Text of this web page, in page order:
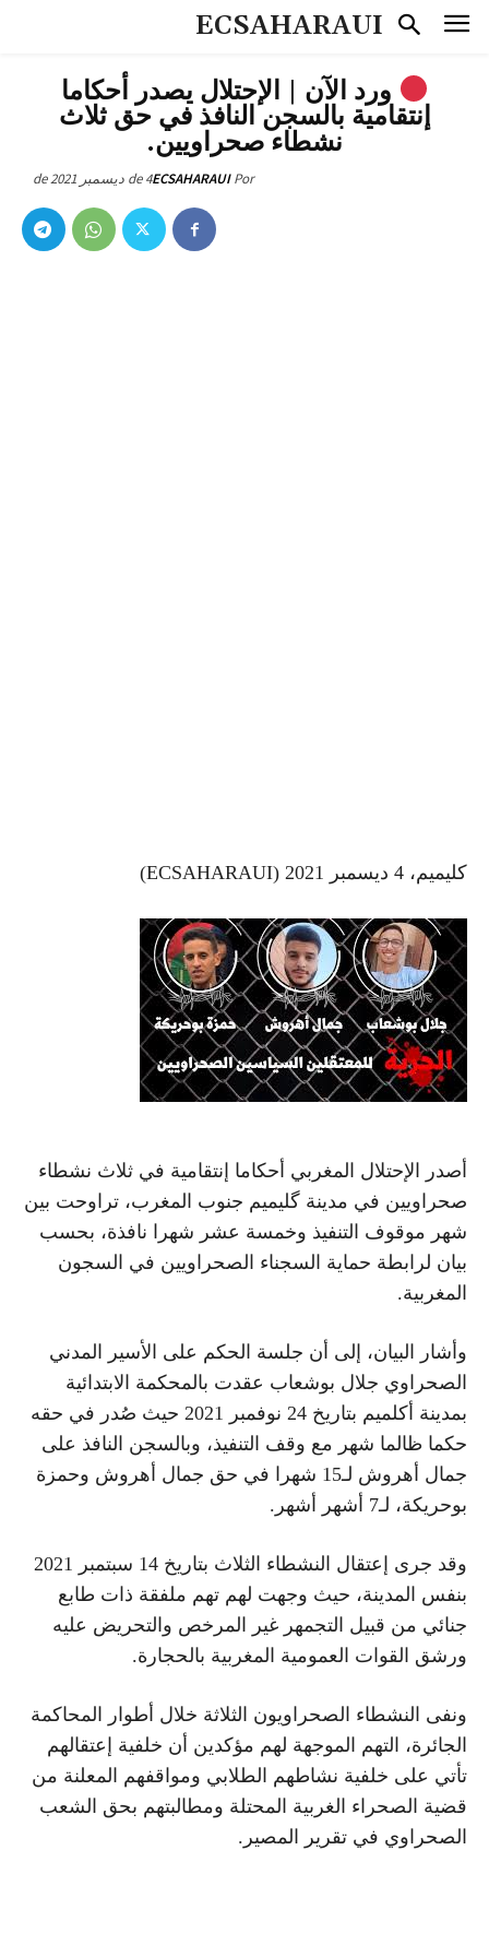
ECSAHARAUI
ورد الآن | الإحتلال يصدر أحكاما
إنتقامية بالسجن النافذ في حق ثلاث
نشطاء صحراويين.
Por
ECSAHARAUI4 de ديسمبر de 2021
كليميم، 4 ديسمبر 2021 (ECSAHARAUI)
أصدر الإحتلال المغربي أحكاما إنتقامية في ثلاث نشطاء
صحراويين في مدينة گليميم جنوب المغرب، تراوحت بين
شهر موقوف التنفيذ وخمسة عشر شهرا نافذة، بحسب
بيان لرابطة حماية السجناء الصحراويين في السجون
المغربية.
وأشار البيان، إلى أن جلسة الحكم على الأسير المدني
الصحراوي جلال بوشعاب عقدت بالمحكمة الابتدائية
بمدينة أكلميم بتاريخ 24 نوفمبر 2021 حيث صُدر في حقه
حكما ظالما شهر مع وقف التنفيذ، وبالسجن النافذ على
جمال أهروش لـ15 شهرا في حق جمال أهروش وحمزة
بوحريكة، لـ7 أشهر أشهر.
وقد جرى إعتقال النشطاء الثلاث بتاريخ 14 سبتمبر 2021
بنفس المدينة، حيث وجهت لهم تهم ملفقة ذات طابع
جنائي من قبيل التجمهر غير المرخص والتحريض عليه
ورشق القوات العمومية المغربية بالحجارة.
ونفى النشطاء الصحراويون الثلاثة خلال أطوار المحاكمة
الجائرة، التهم الموجهة لهم مؤكدين أن خلفية إعتقالهم
تأتي على خلفية نشاطهم الطلابي ومواقفهم المعلنة من
قضية الصحراء الغربية المحتلة ومطالبتهم بحق الشعب
الصحراوي في تقرير المصير.